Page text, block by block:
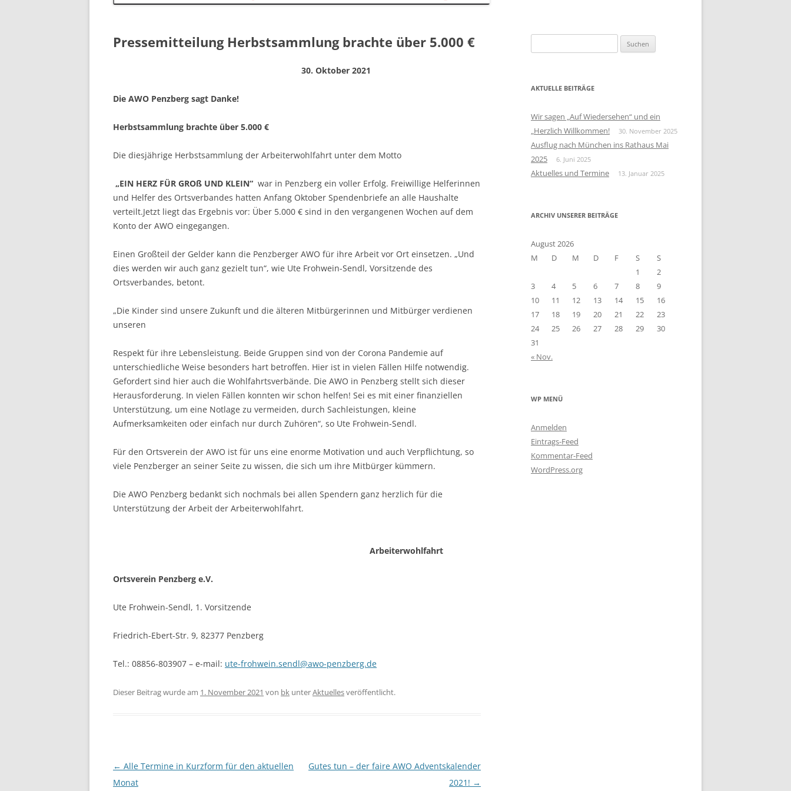
Pressemitteilung Herbstsammlung brachte über 5.000 €
30. Oktober 2021
Die AWO Penzberg sagt Danke!
Herbstsammlung brachte über 5.000 €
Die diesjährige Herbstsammlung der Arbeiterwohlfahrt unter dem Motto
„EIN HERZ FÜR GROß UND KLEIN“ war in Penzberg ein voller Erfolg. Freiwillige Helferinnen
und Helfer des Ortsverbandes hatten Anfang Oktober Spendenbriefe an alle Haushalte
verteilt.Jetzt liegt das Ergebnis vor: Über 5.000 € sind in den vergangenen Wochen auf dem
Konto der AWO eingegangen.
Einen Großteil der Gelder kann die Penzberger AWO für ihre Arbeit vor Ort einsetzen. „Und
dies werden wir auch ganz gezielt tun“, wie Ute Frohwein-Sendl, Vorsitzende des
Ortsverbandes, betont.
„Die Kinder sind unsere Zukunft und die älteren Mitbürgerinnen und Mitbürger verdienen
unseren
Respekt für ihre Lebensleistung. Beide Gruppen sind von der Corona Pandemie auf
unterschiedliche Weise besonders hart betroffen. Hier ist in vielen Fällen Hilfe notwendig.
Gefordert sind hier auch die Wohlfahrtsverbände. Die AWO in Penzberg stellt sich dieser
Herausforderung. In vielen Fällen konnten wir schon helfen! Sei es mit einer finanziellen
Unterstützung, um eine Notlage zu vermeiden, durch Sachleistungen, kleine
Aufmerksamkeiten oder einfach nur durch Zuhören“, so Ute Frohwein-Sendl.
Für den Ortsverein der AWO ist für uns eine enorme Motivation und auch Verpflichtung, so
viele Penzberger an seiner Seite zu wissen, die sich um ihre Mitbürger kümmern.
Die AWO Penzberg bedankt sich nochmals bei allen Spendern ganz herzlich für die
Unterstützung der Arbeit der Arbeiterwohlfahrt.
Arbeiterwohlfahrt
Ortsverein Penzberg e.V.
Ute Frohwein-Sendl, 1. Vorsitzende
Friedrich-Ebert-Str. 9, 82377 Penzberg
Tel.: 08856-803907 – e-mail: ute-frohwein.sendl@awo-penzberg.de
Dieser Beitrag wurde am 1. November 2021 von bk unterAktuellesveröffentlicht.
Beitragsnavigation
← Alle Termine in Kurzform für den aktuellen
Monat
Gutes tun – der faire AWO Adventskalender
2021! →
u
h
n
n
a
c
h
AKTUELLE BEITRÄGE
Wir sagen „Auf Wiedersehen“ und ein
„Herzlich Willkommen!
30. November 2025
Ausflug nach München ins Rathaus Mai
2025
6. Juni 2025
Aktuelles und Termine 13. Januar 2025
ARCHIV UNSERER BEITRÄGE
August 2026
M
D M D F S
S
1
2
3
4 5 6 7 8
9
10
11 12 13 14 15
16
17
18 19 20 21 22
23
24
25 26 27 28 29
30
31
« Nov.
WP MENÜ
Anmelden
Eintrags-Feed
Kommentar-Feed
WordPress.org